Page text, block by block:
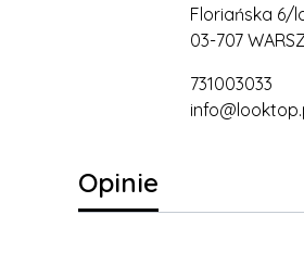
Floriańska 6/
03-707
731003033
Opinie